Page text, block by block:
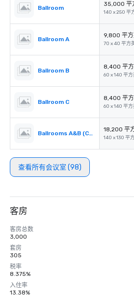
Ballroom
35,000 平
140 x 250 平
Ballroom A
9,800 平方
70 x 40 平方
Ballroom B
8,400 平
60 x 140 平方
Ballroom C
8,400 平
60 x 140 平方
Ballrooms A&B (Combined)
18,200 平
140 x 130 平
查看所有会议室 (98)
客房
客房总数
3,000
套房
305
税率
8.375%
入住率
13.38%